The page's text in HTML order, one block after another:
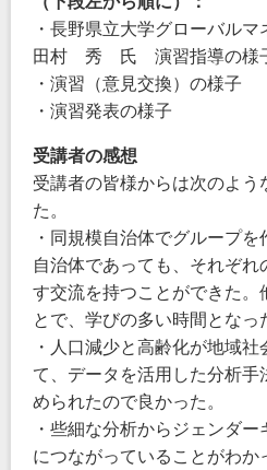
・長野県立大学グローバル
田村 秀 氏 演習指導の様
・演習（意見交換）の様子
・演習発表の様子
受講者の感想
受講者の皆様からは次のよう
た。
・同規模自治体でグループ
自治体であっても、それぞ
す交流を持つことができた。
とで、学びの多い時間となっ
・人口減少と高齢化が地域
て、データを活用した分析
められたので良かった。
・些細な分析からジェンダ
につながっていることがわ